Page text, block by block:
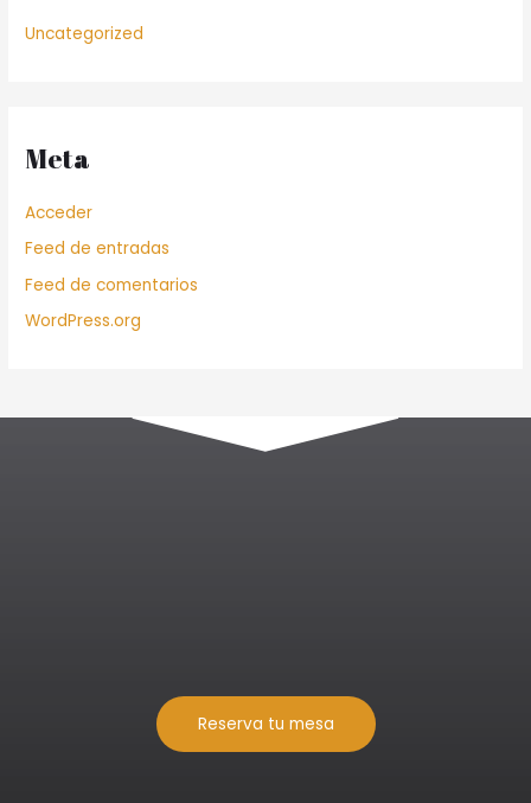
Uncategorized
Meta
Acceder
Feed de entradas
Feed de comentarios
WordPress.org
Reserva tu mesa